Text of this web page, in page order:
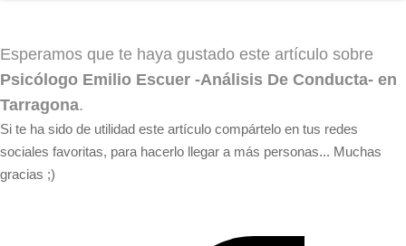
Esperamos que te haya gustado este artículo sobre
Psicólogo Emilio Escuer -Análisis De Conducta- en
Tarragona.
Si te ha sido de utilidad este artículo compártelo en tus redes
sociales favoritas, para hacerlo llegar a más personas... Muchas
gracias ;)